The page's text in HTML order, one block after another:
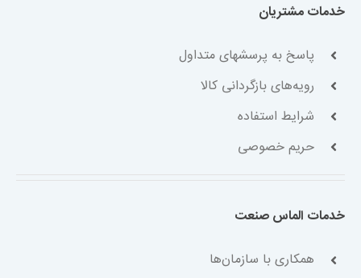
خدمات مشتریان
پاسخ به پرسشهای متداول
رویه‌های بازگردانی کالا
شرایط استفاده
حریم خصوصی
خدمات الماس صنعت
همکاری با سازمان‌ها